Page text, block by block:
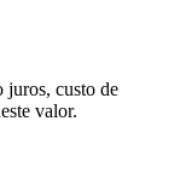
juros, custo de
valor.